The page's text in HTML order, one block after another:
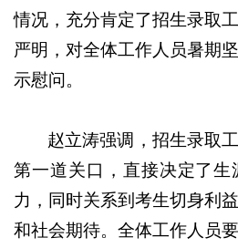
情况，充分肯定了招生录取
严明，对全体工作人员暑期
示慰问。
赵立涛强调，招生录取
第一道关口，直接决定了
力，同时关系到考生切身利
和社会期待。全体工作人员